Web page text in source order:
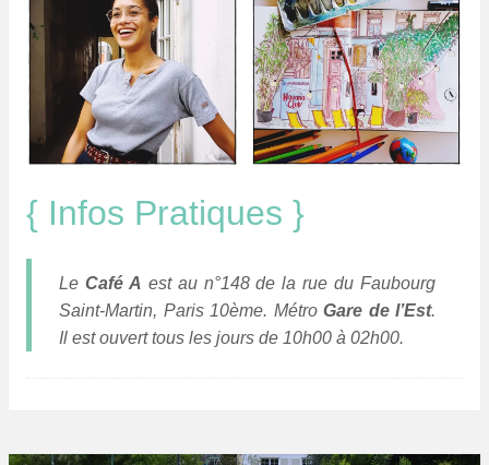
{ Infos Pratiques }
Le Café A est au n°148 de la rue du Faubourg
Saint-Martin, Paris 10ème. Métro Gare de l’Est.
Il est ouvert tous les jours de 10h00 à 02h00.